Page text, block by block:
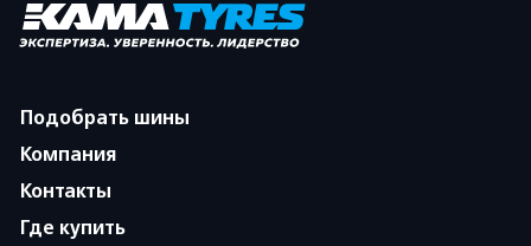
Подобрать шины
Компания
Контакты
Где купить